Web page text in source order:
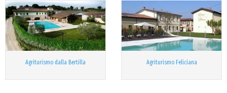
Agriturismo dalla Bertilla Agriturismo Feliciana